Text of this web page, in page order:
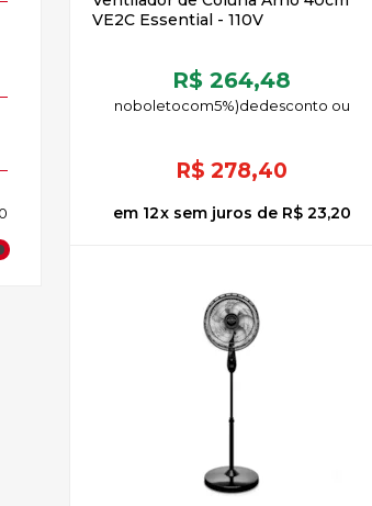
VE2C Essential - 110V
R$ 264,48
de
5%)
noboleto
R$ 278,40
12x de R$ 23,20
sem juros